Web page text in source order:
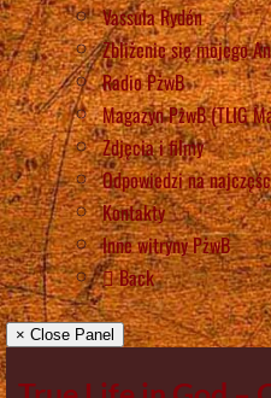
Vassula Rydén
Zbliżenie się mojego
Radio PżwB
Magazyn PżwB (TLIG
Zdjęcia i filmy
Odpowiedzi na
Kontakty
Inne witryny PżwB
Back
× Close Panel